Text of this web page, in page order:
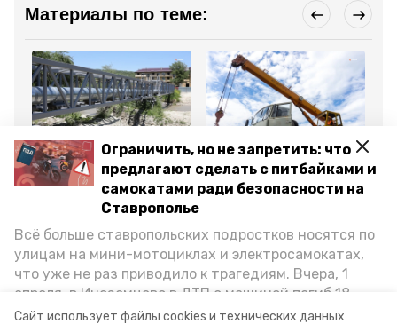
Сайт использует файлы cookies и технических данных
Ограничить, но не запретить: что
предлагают сделать с питбайками и
самокатами ради безопасности на
Ставрополье
Всё больше ставропольских подростков носятся по
улицам на мини-мотоциклах и электросамокатах,
что уже не раз приводило к трагедиям. Вчера, 1
апреля, в Иноземцево в ДТП с машиной погиб 18-
летний пассажир питбайка, катавшийся без шлема.
Материалы по теме:
Общество
8 апреля 2025, 16:38
На Ставрополье начали
подготовку объектов
водоснабжения к лету
ЖКХ
27 февраля 2025, 19:06
На Ставрополье
закупили 155 машин для
Все новости